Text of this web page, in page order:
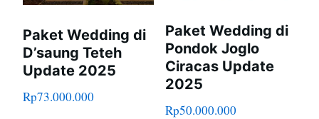
Paket Wedding di
D’saung Teteh
Update 2025
Rp73.000.000
Paket Wedding di
Pondok Joglo
Ciracas Update
2025
Rp50.000.000